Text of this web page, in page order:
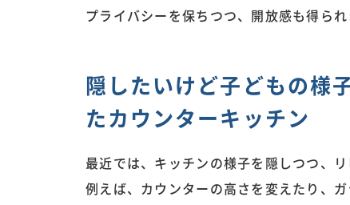
プライバシーを保ちつつ、開放感も得られ
隠したいけど子どもの様
たカウンターキッチン
最近では、キッチンの様子を隠しつつ、
例えば、カウンターの高さを変えたり、